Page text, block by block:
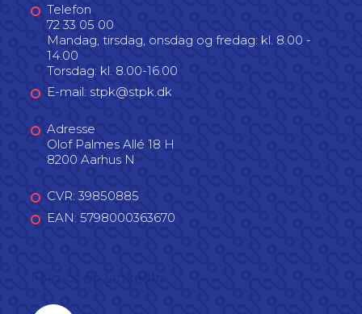
Telefon
72 33 05 00
Mandag, tirsdag, onsdag og fredag: kl. 8.00 -
14.00
Torsdag: kl. 8.00-16.00
E-mail: stpk@stpk.dk
Adresse
Olof Palmes Allé 18 H
8200 Aarhus N
CVR: 39850885
EAN: 5798000363670
Linkedin profil